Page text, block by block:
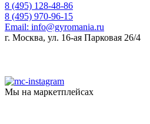
8 (495) 128-48-86
8 (495) 970-96-15
Email: info@gyromania.ru
г. Москва, ул. 16-ая Парковая 26/4
Мы на маркетплейсах